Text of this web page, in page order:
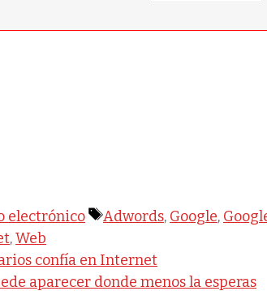
electrónico Etiquetas
Adwords, Google,
,Web
confía en Internet
aparecer donde menos la esperas